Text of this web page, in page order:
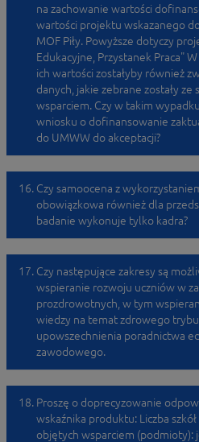
na zachowanie wartości
wartości projektu wskazanego
MOF Piły. Powyższe dotyczy
Edukacyjne, Przystanek Praca"
ich wartości zostałyby również
danych, jakie zebrane zostały ze
wsparciem. Czy w takim
wniosku o dofinansowanie
do UMWW do akceptacji?
Czy samoocena z
obowiązkowa również dla
badanie wykonuje tylko kadra?
Czy następujące zakresy są
wspieranie rozwoju uczniów w
prozdrowotnych, w tym
wiedzy na temat zdrowego trybu
upowszechnienia poradnictwa
zawodowego.
Proszę o doprecyzowanie
wskaźnika produktu: Liczba
objętych wsparciem (podmioty):